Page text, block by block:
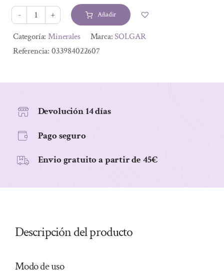
era:
14,45 €.
es:
12,43 €.
POTASIO
(gluconato)
100
Añadir
Alternative:
Categoría:Minerales Marca:SOLGAR
Referencia: 033984022607
Devolución 14 días
Pago seguro
Envio gratuito a partir de 45€
Descripción del producto
Modo de uso